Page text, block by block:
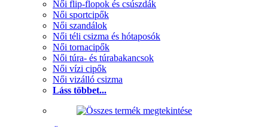
Női flip-flopok és csúszdák
Női sportcipők
Női szandálok
Női téli csizma és hótaposók
Női tornacipők
Női túra- és túrabakancsok
Női vízi cipők
Női vizálló csizma
Láss többet...